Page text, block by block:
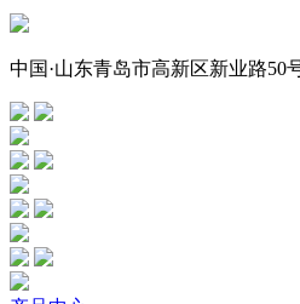
中国·山东青岛市高新区新业路50